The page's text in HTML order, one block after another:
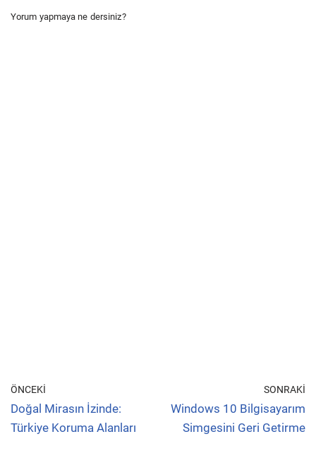
Yorum yapmaya ne dersiniz?
ÖNCEKI
Doğal Mirasın İzinde:
Türkiye Koruma Alanları
SONRAKI
Windows 10 Bilgisayarım
Simgesini Geri Getirme